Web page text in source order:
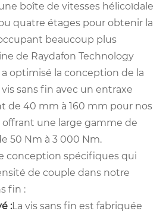
boîte de vitesses hélicoïdale
quatre étages pour obtenir la
beaucoup plus
de Raydafon Technology
optimisé la conception de la
sans fin avec un entraxe
de 40 mm à 160 mm pour nos
une large gamme de
50 Nm à 3 000 Nm.
conception spécifiques qui
de couple dans notre
fin :
:La vis sans fin est fabriquée